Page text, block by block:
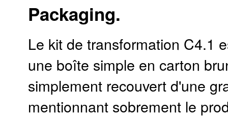
Packaging.
Le kit de transformation C4.1
une boîte simple en carton
simplement recouvert d'une
mentionnant sobrement le